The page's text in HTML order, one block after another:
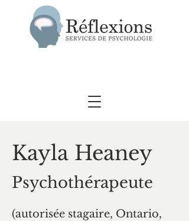
Kayla Heaney
Psychothérapeute
(autorisée stagaire, Ontario,